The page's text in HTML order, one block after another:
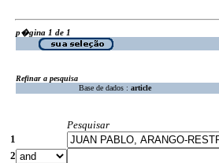
p�gina 1 de 1
Refinar a pesquisa
Base de dados : article
Pesquisar
1
2